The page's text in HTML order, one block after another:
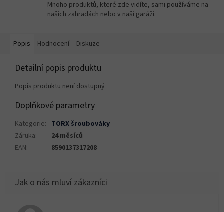
Mnoho produktů, které zde vidíte, sami používáme na
našich zahradách nebo v naší garáži.
Popis Hodnocení Diskuze
Detailní popis produktu
Popis produktu není dostupný
Doplňkové parametry
Kategorie: TORX šroubováky
Záruka:
24 měsíců
EAN: 8590137317208